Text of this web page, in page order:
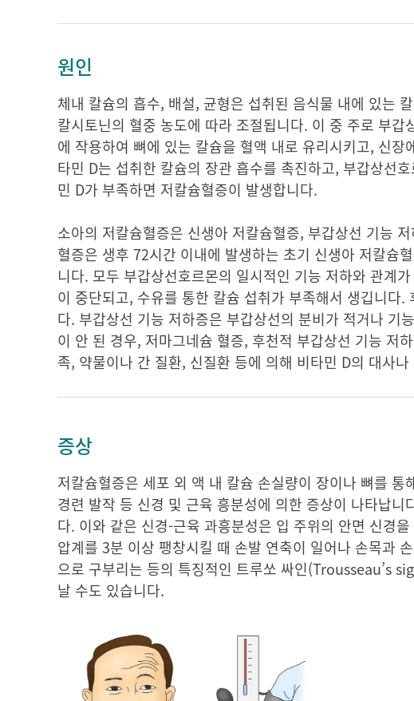
원인
체내 칼슘의 흡수, 배설, 균형은 섭취된 음식물 내에 있는
칼시토닌의 혈중 농도에 따라 조절됩니다. 이 중 주로 부
에 작용하여 뼈에 있는 칼슘을 혈액 내로 유리시키고, 신
타민 D는 섭취한 칼슘의 장관 흡수를 촉진하고, 부갑상선
민 D가 부족하면 저칼슘혈증이 발생합니다.
소아의 저칼슘혈증은 신생아 저칼슘혈증, 부갑상선 기능
혈증은 생후 72시간 이내에 발생하는 초기 신생아 저칼슘
니다. 모두 부갑상선호르몬의 일시적인 기능 저하와 관계
이 중단되고, 수유를 통한 칼슘 섭취가 부족해서 생깁니다
다. 부갑상선 기능 저하증은 부갑상선의 분비가 적거나 기
이 안 된 경우, 저마그네슘 혈증, 후천적 부갑상선 기능 저
족, 약물이나 간 질환, 신질환 등에 의해 비타민 D의 대사
증상
저칼슘혈증은 세포 외 액 내 칼슘 손실량이 장이나 뼈를
경련 발작 등 신경 및 근육 흥분성에 의한 증상이 나타납
다. 이와 같은 신경-근육 과흥분성은 입 주위의 안면 신경
압계를 3분 이상 팽창시킬 때 손발 연축이 일어나 손목과
으로 구부리는 등의 특징적인 트루쏘 싸인(Trousseau’s
날 수도 있습니다.